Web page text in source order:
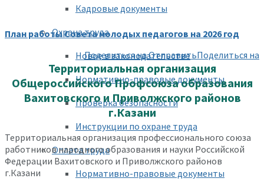
Кадровые документы
Охрана труда
Новое в законодательстве
Нормативно-правовые документы
Проверка безопасности
Инструкции по охране труда
Оплата труда
Нормативно-правовые документы
План работы Совета молодых педагогов на 2026 год
Поделиться наОтправитьПоделиться на
Территориальная организация
Общероссийского Профсоюза образования
Вахитовского и Приволжского районов
г.Казани
Территориальная организация профессионального союза
работников народного образования и науки Российской
Федерации Вахитовского и Приволжского районов
г.Казани